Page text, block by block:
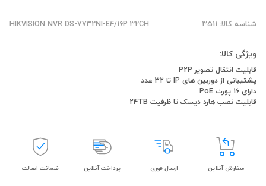
شناسه کالا: 3511 HIKVISION NVR DS-7732NI-E4/16P 32CH
ویژگی کالا:
قابلیت انتقال تصویر P2P
پشتیبانی از دوربین های IP تا 32 عدد
دارای 16 پورت PoE
قابلیت نصب هارد دیسک تا ظرفیت 24TB
سفارش آنلاین ارسال فوری پرداخت آنلاین ضمانت اصالت